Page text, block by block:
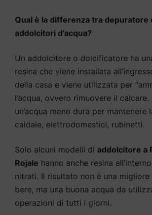
Qual è la differenza tra depuratore
addolcitori d’acqua?
Un addolcitore o dolcificatore ha
resina che viene installata
della casa e viene utilizzata per
l’acqua, ovvero rimuovere il
un’acqua meno dura per mantenere
caldaie, elettrodomestici, rubinetti.
Solo alcuni modelli di addolcitore a
Rojale hanno anche resina
nitrati. Il risultato non è una migliore
bere, ma una buona acqua da
operazioni di tutti i giorni.